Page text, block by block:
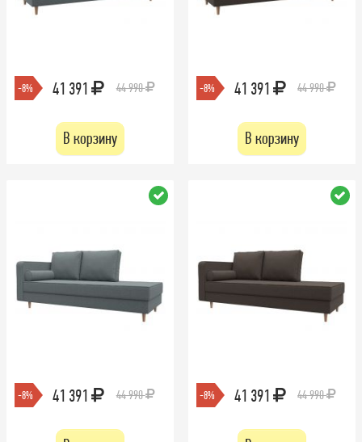
-8% 41 391 44 990
В корзину
-8% 41 391 44 990
В корзину
-8% 41 391 44 990 -8% 41 391 44 990